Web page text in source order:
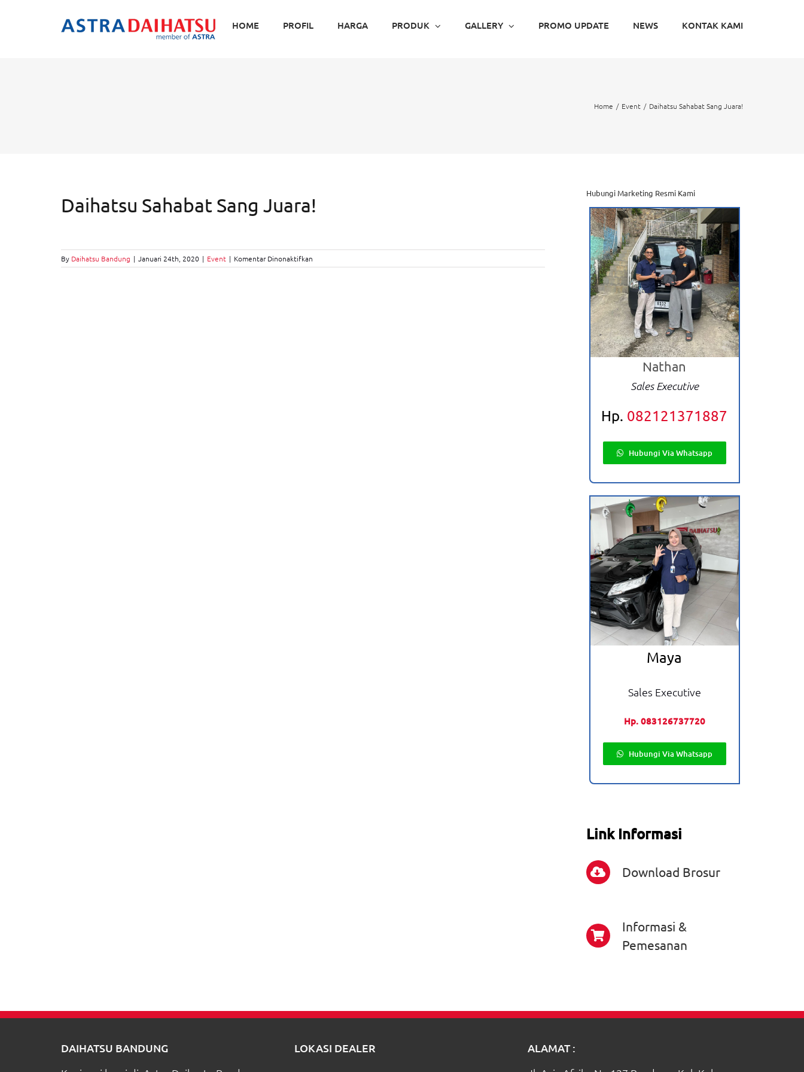
HOME PROFIL HARGA PRODUK GALLERY PROMO UPDATE NEWS KONTAK KAMI
Home Event Daihatsu Sahabat Sang Juara!
Daihatsu Sahabat Sang Juara!
By Daihatsu Bandung | Januari 24th, 2020 | Event | Komentar Dinonaktifkan
Daihatsu
Hubungi Marketing Resmi Kami
Nathan
Sales Executive
Hp. 082121371887
Hubungi Via Whatsapp
Maya
Sales Executive
Hp. 083126737720
Hubungi Via Whatsapp
Link Informasi
Download Brosur
Informasi &
Pemesanan
DAIHATSU BANDUNG
LOKASI DEALER
ALAMAT :